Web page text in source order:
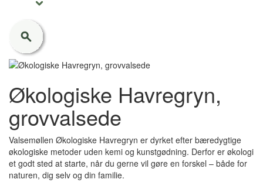
Økologiske Havregryn,
grovvalsede
Valsemøllen Økologiske Havregryn er dyrket efter bæredygtige
økologiske metoder uden kemi og kunstgødning. Derfor er økologi
et godt sted at starte, når du gerne vil gøre en forskel – både for
naturen, dig selv og din familie.